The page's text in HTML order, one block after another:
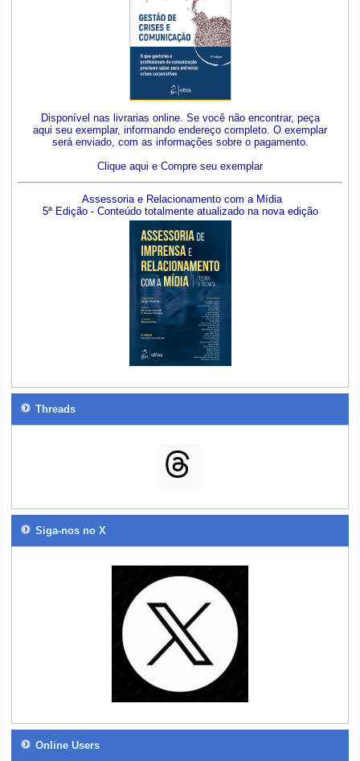
Disponível nas livrarias online. Se você não encontrar, peça
aqui seu exemplar, informando endereço completo. O exemplar
será enviado, com as informações sobre o pagamento.
Clique aqui e Compre seu exemplar
Assessoria e Relacionamento com a Mídia
5ª Edição - Conteúdo totalmente atualizado na nova edição
Threads
Siga-nos no X
Online Users